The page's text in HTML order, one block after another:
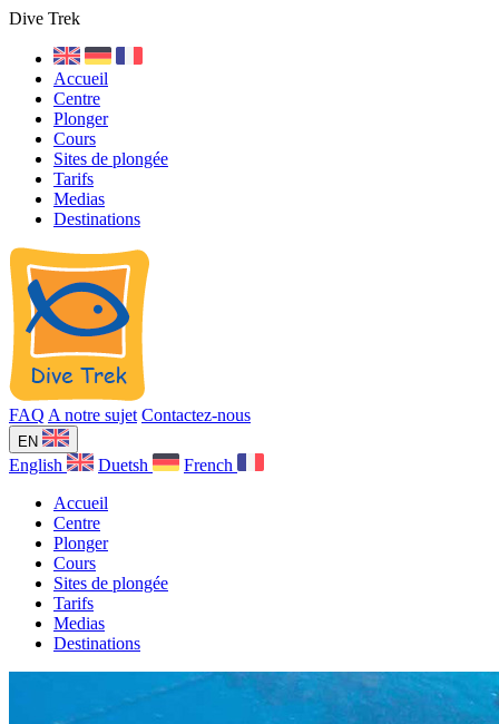
Dive Trek
Accueil
Centre
Plonger
Cours
Sites de plongée
Tarifs
Medias
Destinations
FAQ A notre sujet Contactez-nous
EN
English Duetsh
French
Accueil
Centre
Plonger
Cours
Sites de plongée
Tarifs
Medias
Destinations